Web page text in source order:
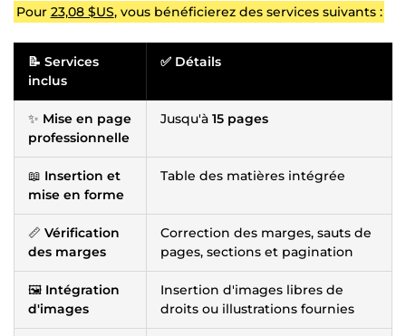
Pour 23,08 $US, vous bénéficierez des services suivants :
📝 Services
inclus
✅ Détails
✨ Mise en page
professionnelle
Jusqu'à 15 pages
📖 Insertion et
mise en forme
Table des matières intégrée
📏 Vérification
des marges
Correction des marges, sauts de
pages, sections et pagination
🖼️ Intégration
d'images
Insertion d'images libres de
droits ou illustrations fournies